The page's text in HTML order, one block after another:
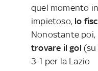
quel momento
impietoso, lo
Nonostante poi,
trovare il gol (su
3-1 per la Lazio